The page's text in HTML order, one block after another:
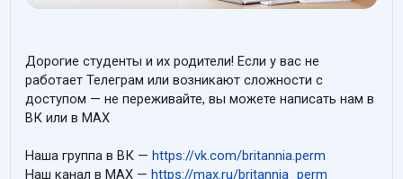
Дорогие студенты и их родители! Если у вас не
работает Телеграм или возникают сложности с
доступом — не переживайте, вы можете написать нам в
ВК или в MAX
Наша группа в ВК —https://vk.com/britannia.perm
Наш канал в MAX —https://max.ru/britannia_perm